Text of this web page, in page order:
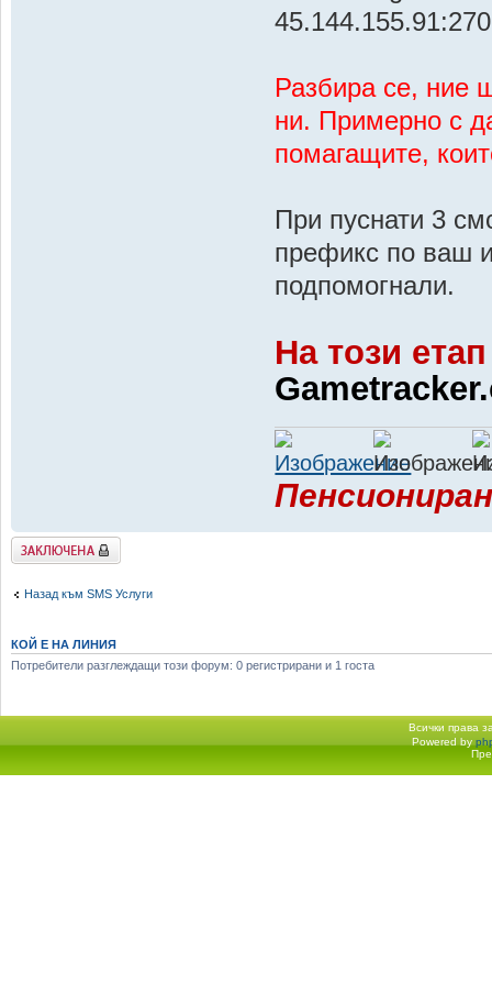
Разбира се, ние
ни. Примерно с
помагащите,
При пуснати 3
префикс по ваш
подпомогнали.
На този етап
Заключена
Назад към SMS Услуги
КОЙ Е НА ЛИНИЯ
Потребители разглеждащи този форум: 0 регистрирани и 1 госта
Всички права
Начало форум Powered by